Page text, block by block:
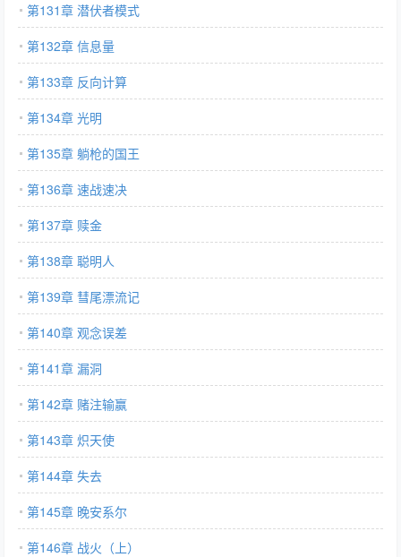
第131章 潜伏者模式
第132章 信息量
第133章 反向计算
第134章 光明
第135章 躺枪的国王
第136章 速战速决
第137章 赎金
第138章 聪明人
第139章 彗尾漂流记
第140章 观念误差
第141章 漏洞
第142章 赌注输赢
第143章 炽天使
第144章 失去
第145章 晚安系尔
第146章 战火（上）